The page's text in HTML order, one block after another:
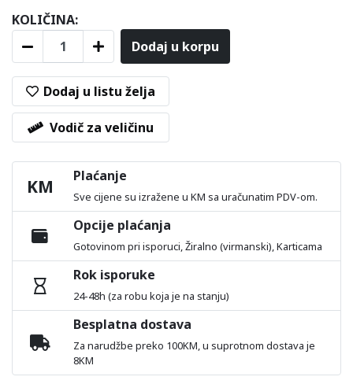
KOLIČINA:
Dodaj u korpu
Dodaj u listu želja
Vodič za veličinu
KM Plaćanje
Sve cijene su izražene u KM sa uračunatim PDV-om.
Opcije plaćanja
Gotovinom pri isporuci, Žiralno (virmanski), Karticama
Rok isporuke
24-48h (za robu koja je na stanju)
Besplatna dostava
Za narudžbe preko 100KM, u suprotnom dostava je
8KM